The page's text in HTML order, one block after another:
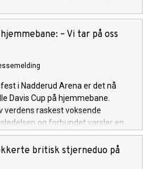
– Vi tar på oss
i Nadderud Arena er det nå
Davis Cup på hjemmebane.
verdens raskest voksende
og forbundet varsler en
på norsk seier.
britisk stjerneduo på